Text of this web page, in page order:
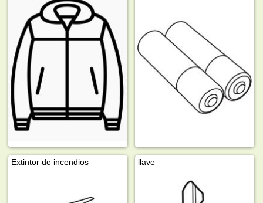
Extintor de incendios llave